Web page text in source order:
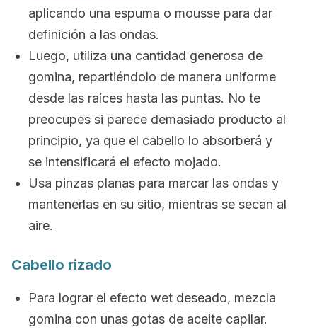
aplicando una espuma o mousse para dar
definición a las ondas.
Luego, utiliza una cantidad generosa de
gomina, repartiéndolo de manera uniforme
desde las raíces hasta las puntas. No te
preocupes si parece demasiado producto al
principio, ya que el cabello lo absorberá y
se intensificará el efecto mojado.
Usa pinzas planas para marcar las ondas y
mantenerlas en su sitio, mientras se secan al
aire.
Cabello rizado
Para lograr el efecto wet deseado, mezcla
gomina con unas gotas de aceite capilar.